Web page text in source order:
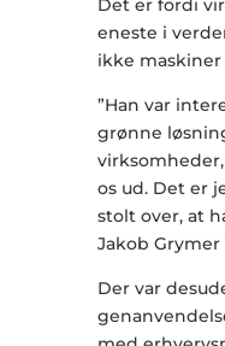
Det er fordi
eneste i
ikke
”Han var
grønne
os ud. Det er
stolt over, at
Jakob Grymer
Der var